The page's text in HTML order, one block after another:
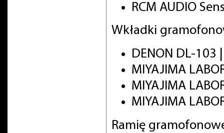
RCM AUDIO
Wkładki
DENON DL-103
MIYAJIMA
MIYAJIMA
MIYAJIMA
Ramię